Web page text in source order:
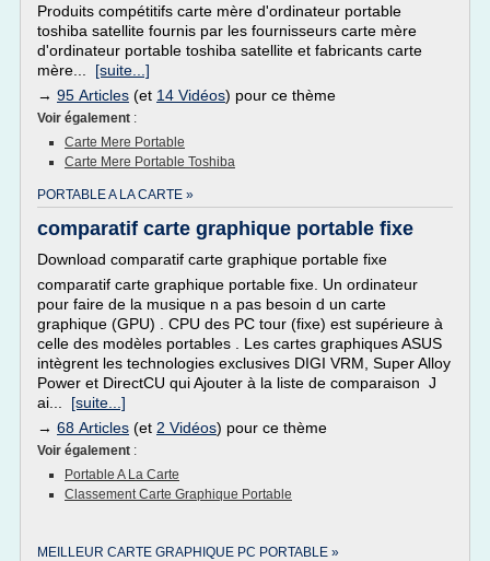
Produits compétitifs carte mère d'ordinateur portable
toshiba satellite fournis par les fournisseurs carte mère
d'ordinateur portable toshiba satellite et fabricants carte
mère... [suite...]
→ 95 Articles (et 14 Vidéos) pour ce thème
Voir également :
Carte Mere Portable
Carte Mere Portable Toshiba
PORTABLE A LA CARTE »
comparatif carte graphique portable fixe
Download comparatif carte graphique portable fixe
comparatif carte graphique portable fixe. Un ordinateur
pour faire de la musique n a pas besoin d un carte
graphique (GPU) . CPU des PC tour (fixe) est supérieure à
celle des modèles portables . Les cartes graphiques ASUS
intègrent les technologies exclusives DIGI VRM, Super Alloy
Power et DirectCU qui Ajouter à la liste de comparaison J
ai... [suite...]
→ 68 Articles (et 2 Vidéos) pour ce thème
Voir également :
Portable A La Carte
Classement Carte Graphique Portable
MEILLEUR CARTE GRAPHIQUE PC PORTABLE »